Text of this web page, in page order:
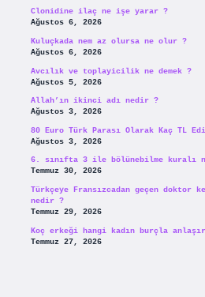
Clonidine ilaç ne işe yarar ?
Ağustos 6, 2026
Kuluçkada nem az olursa ne olur ?
Ağustos 6, 2026
Avcılık ve toplayicilik ne demek ?
Ağustos 5, 2026
Allah’ın ikinci adı nedir ?
Ağustos 3, 2026
80 Euro Türk Parası Olarak Kaç TL
Ağustos 3, 2026
6. sınıfta 3 ile bölünebilme kuralı
Temmuz 30, 2026
Türkçeye Fransızcadan geçen doktor
nedir ?
Temmuz 29, 2026
Koç erkeği hangi kadın burçla
Temmuz 27, 2026